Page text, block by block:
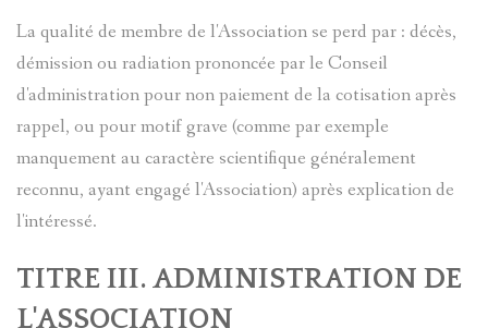
La qualité de membre de l'Association se perd par : décès,
démission ou radiation prononcée par le Conseil
d'administration pour non paiement de la cotisation après
rappel, ou pour motif grave (comme par exemple
manquement au caractère scientifique généralement
reconnu, ayant engagé l'Association) après explication de
l'intéressé.
TITRE III. ADMINISTRATION DE
L'ASSOCIATION